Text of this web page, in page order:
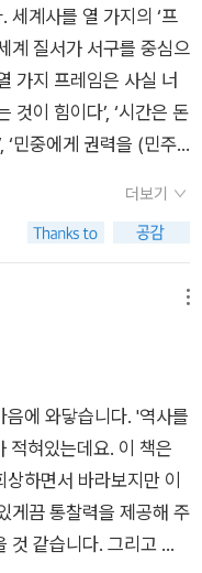
하다 느껴질 수도 있을
현실이다. 책 속 이야기
패배”와 맞물릴 때, 그
한 예보일 수 있다. 앞으
하는 세계’를 여러 측면
나의 흐름을 만들 수도
죽을 수밖에 없는 존재
책을 읽으며 부딪치는,
을 느끼게 될 것이다.
고 여기면서 스펀지처럼
?냐고 묻지 않았던 것
에 이 모든 것을 배웠기
의료인들은 코스섬의
따라 '무엇보다도, 해를
다. (-325-)책 『세계
지 프레임, 열가지 키워
, 국민, 예술, 죽음, 공동
류가 만든 프레인 안에
. 우리가 흔히 말하는
아니라, 인간의 생각,
독특하다. 책을 읽으면,
던 당연한 것들에 대해
것과 문명인이라는 것에
동양 문명을 구분하였으
다. 문명에 대해서, 18
, '야만' 에서 '원시'로 ,'다
정립하였고,그것이 지
교,문화, 문명은 이렇게
치 않는 확고한 진리처
각해보자. 이 신념들이
심에 자리 잡고 있는 이
책은 그렇게 오랜 시간
가치의 이면을 살펴보고,
과학, 교육, 문자, 법, 민
라는 중요한 가치를 통
피어를 둘러싼 음모론, 잉
평등과 불공정함으로
주어진 적이 없었던 민
서구의 시간 개념이라는
들, 아무런 의심 없이 수
숨겨져 있는지 알게 된
운 문명화의 기준이 어
결정적으로 누가 이익을
망치는 것 같아 아쉽지
세계사를 열 가지의 ‘프
계 질서가 서구를 중심으
가지 프레임은 사실 너
것이 힘이다’, ‘시간은 돈
‘민중에게 권력을 (민주
이 권력을 가진 사람 기
된다. 저자 ‘수바드라
이라고 자조섞인 표현
본 사람이라면 다 공감
문화에 전혀 이질감이
질문이지만 모르는 척,
니라 ‘진짜’ 어느 나라
는, 놀라울 정도로 반복
이 책을 읽다보면 화가
서양 중심이고, 그마저
더보기
에 와닿습니다. '역사를
적혀있는데요. 이 책은
하면서 바라보지만 이
게끔 통찰력을 제공해 주
것 같습니다. 그리고 그